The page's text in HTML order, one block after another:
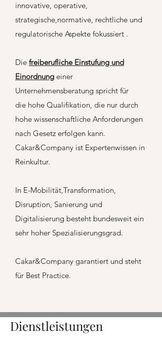
innovative, operative,
strategische,normative, rechtliche und
regulatorische Aspekte fokussiert .
Die freiberufliche Einstufung und
Einordnung einer
Unternehmensberatung spricht für
die hohe Qualifikation, die nur durch
hohe wissenschaftliche Anforderungen
nach Gesetz erfolgen kann.
Cakar&Company ist Expertenwissen in
Reinkultur.
In E-Mobilität,Transformation,
Disruption, Sanierung und
Digitalisierung besteht bundesweit ein
sehr hoher Spezialisierungsgrad.
Cakar&Company garantiert und steht
für Best Practice.
Dienstleistungen